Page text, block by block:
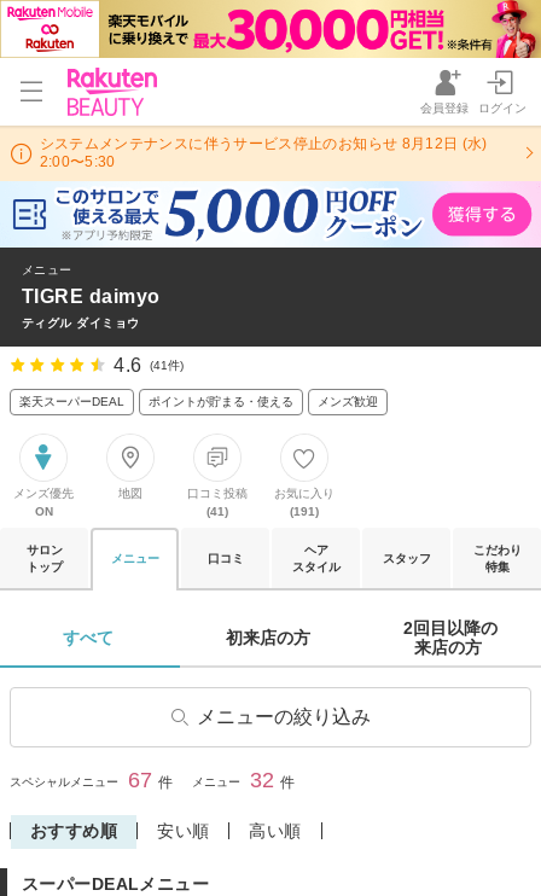
会員登録 ログイン
システムメンテナンスに伴うサービス停止のお知らせ 8月12日 (水)
2:00〜5:30
メニュー
TIGRE daimyo
ティグル ダイミョウ
4.6 (41件)
楽天スーパーDEAL ポイントが貯まる・使える メンズ歓迎
メンズ優先
ON
地図
口コミ投稿
(41)
お気に入り
(191)
サロン
トップ
メニュー 口コミ
ヘア
スタイル
スタッフ
こだわり
特集
すべて 初来店の方
2回目以降の
来店の方
メニューの絞り込み
ヘアカット
リタッチカラー
パーマ
閉じる
スペシャルメニュー 67 件 メニュー 32 件
おすすめ順 安い順 高い順
スーパーDEALメニュー